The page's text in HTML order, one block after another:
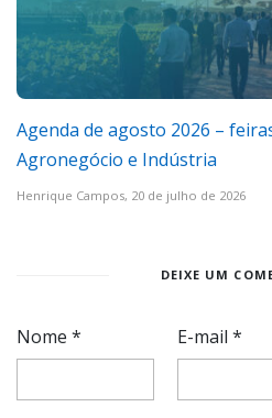
Agenda de agosto 2026 –
Agronegócio e Indústria
Henrique Campos, 20 de julho de 2026
DEIXE UM
Nome * E-mail*